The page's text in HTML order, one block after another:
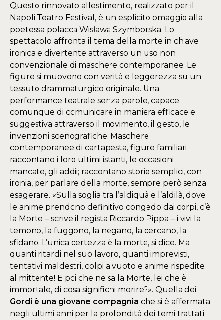
Questo rinnovato allestimento, realizzato per il
Napoli Teatro Festival, è un esplicito omaggio alla
poetessa polacca Wisława Szymborska. Lo
spettacolo affronta il tema della morte in chiave
ironica e divertente attraverso un uso non
convenzionale di maschere contemporanee. Le
figure si muovono con verità e leggerezza su un
tessuto drammaturgico originale. Una
performance teatrale senza parole, capace
comunque di comunicare in maniera efficace e
suggestiva attraverso il movimento, il gesto, le
invenzioni scenografiche. Maschere
contemporanee di cartapesta, figure familiari
raccontano i loro ultimi istanti, le occasioni
mancate, gli addii; raccontano storie semplici, con
ironia, per parlare della morte, sempre però senza
esagerare. «Sulla soglia tra l’aldiquà e l’aldilà, dove
le anime prendono definitivo congedo dai corpi, c’è
la Morte – scrive il regista Riccardo Pippa – i vivi la
temono, la fuggono, la negano, la cercano, la
sfidano. L’unica certezza è la morte, si dice. Ma
quanti ritardi nel suo lavoro, quanti imprevisti,
tentativi maldestri, colpi a vuoto e anime rispedite
al mittente! E poi che ne sa la Morte, lei che è
immortale, di cosa significhi morire?». Quella dei
Gordi è una giovane compagnia che si è affermata
negli ultimi anni per la profondità dei temi trattati